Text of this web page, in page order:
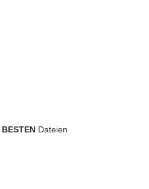
BESTEN Dateien